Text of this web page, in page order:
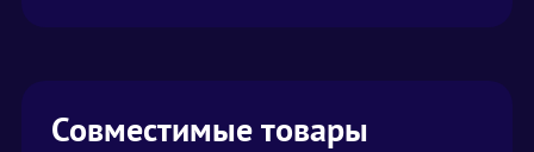
Совместимые товары